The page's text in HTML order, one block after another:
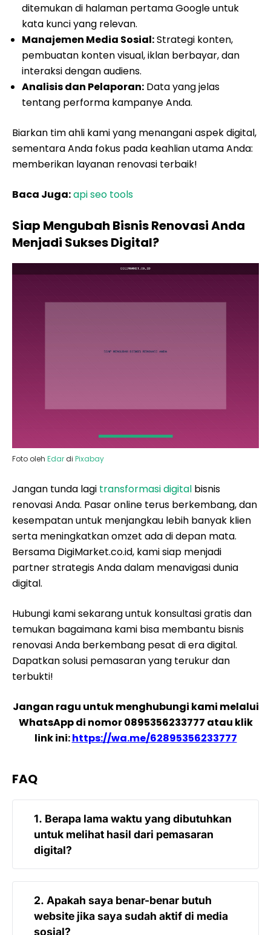
ditemukan di halaman pertama Google untuk
kata kunci yang relevan.
Manajemen Media Sosial:Strategi konten,
pembuatan konten visual, iklan berbayar, dan
interaksi dengan audiens.
Analisis dan Pelaporan: Data yang jelas
tentang performa kampanye Anda.
Biarkan tim ahli kami yang menangani aspek digital,
sementara Anda fokus pada keahlian utama Anda:
memberikan layanan renovasi terbaik!
Baca Juga:api seo tools
Siap Mengubah Bisnis Renovasi Anda
Menjadi Sukses Digital?
Foto oleh Edar di Pixabay
Jangan tunda lagi transformasi digital bisnis
renovasi Anda. Pasar online terus berkembang, dan
kesempatan untuk menjangkau lebih banyak klien
serta meningkatkan omzet ada di depan mata.
Bersama DigiMarket.co.id, kami siap menjadi
partner strategis Anda dalam menavigasi dunia
digital.
Hubungi kami sekarang untuk konsultasi gratis dan
temukan bagaimana kami bisa membantu bisnis
renovasi Anda berkembang pesat di era digital.
Dapatkan solusi pemasaran yang terukur dan
terbukti!
Jangan ragu untuk menghubungi kami melalui
WhatsApp di nomor 0895356233777 atau klik
link ini:https://wa.me/62895356233777
FAQ
1. Berapa lama waktu yang dibutuhkan
untuk melihat hasil dari pemasaran
digital?
tergantung pada strategi yang diterapkan
dan persaingan pasar. Namun, dengan
2. Apakah saya benar-benar butuh
website jika saya sudah aktif di media
sosial?